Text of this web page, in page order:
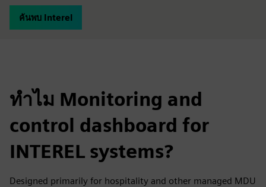
ค้นพบ Interel
ทำไม Monitoring and
control dashboard for
INTEREL systems?
Designed primarily for hospitality and other managed MDU